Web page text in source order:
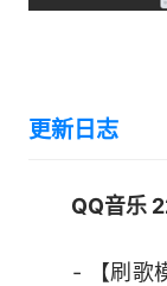
3.等待片刻
更新日志
QQ音乐
- 【刷歌模